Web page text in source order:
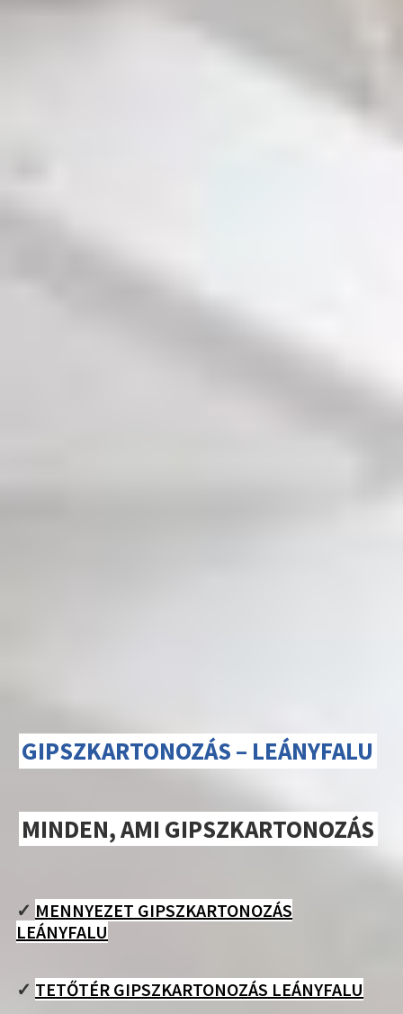
GIPSZKARTONOZÁS – LEÁNYFALU
MINDEN, AMI GIPSZKARTONOZÁS
✓ MENNYEZET GIPSZKARTONOZÁS
LEÁNYFALU
✓ TETŐTÉR GIPSZKARTONOZÁS LEÁNYFALU